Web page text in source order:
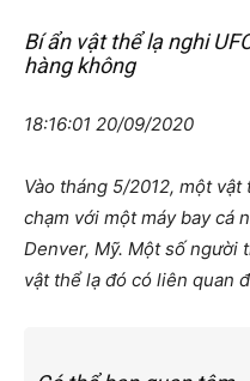
Bí ẩn vật thể lạ nghi
hàng không
18:16:01 20/09/2020
Vào tháng 5/2012, một
chạm với một máy bay cá
Denver, Mỹ. Một số người
vật thể lạ đó có liên quan